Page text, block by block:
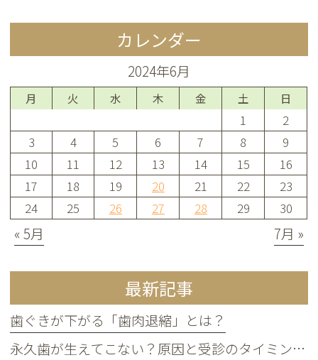
カレンダー
2024年6月
月 火 水 木 金 土 日
1
2
3
4 5 6 7 8
9
10
11 12 13 14 15
16
17
18 19 20 21 22
23
24
25 26 27 28 29 30
« 5月 7月 »
最新記事
歯ぐきが下がる「歯肉退縮」とは？
永久歯が生えてこない？原因と受診のタイミングについて